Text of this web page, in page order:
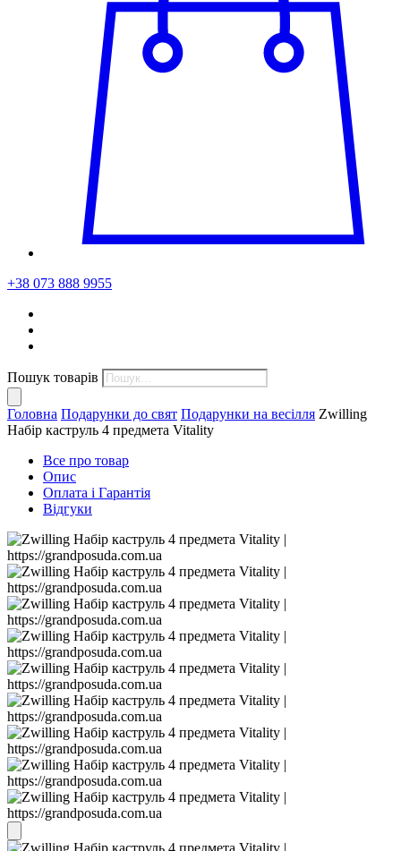
+38 073 888 9955
Пошук товарів
Головна Подарунки до свят Подарунки на весілля Zwilling
Набір каструль 4 предмета Vitality
Все про товар
Опис
Оплата і Гарантія
Відгуки